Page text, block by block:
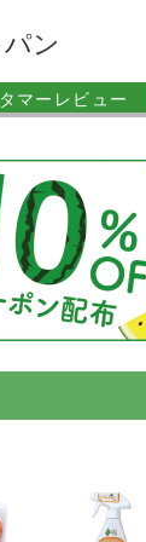
ン
マーレビュー |